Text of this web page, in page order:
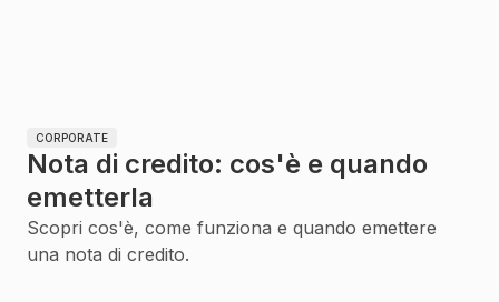
CORPORATE
Nota di credito: cos'è e quando
emetterla
Scopri cos'è, come funziona e quando emettere
una nota di credito.